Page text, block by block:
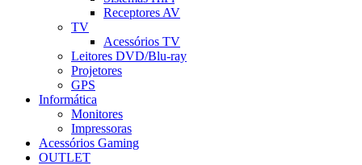
Receptores AV
TV
Acessórios TV
Leitores DVD/Blu-ray
Projetores
GPS
Informática
Monitores
Impressoras
Acessórios Gaming
OUTLET